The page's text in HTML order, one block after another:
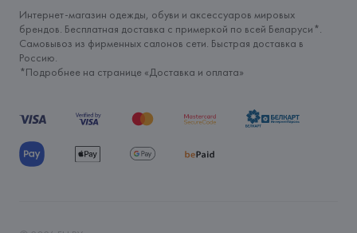
Интернет-магазин одежды, обуви и аксессуаров мировых
брендов. Бесплатная доставка с примеркой по всей Беларуси*.
Самовывоз из фирменных салонов сети. Быстрая доставка в
Россию.
*Подробнее на странице «Доставка и оплата»